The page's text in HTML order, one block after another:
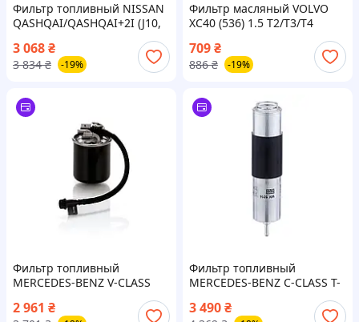
Фильтр топливный NISSAN
QASHQAI/QASHQAI+2I (J10,
NJ10, JJ10E) 1.6 DCI 2006.11 -
2014.04 MANN (WK9039)
3 068₴
3 834 ₴ -19%
Фильтр масляный VOLVO
XC40 (536) 1.5 T2/T3/T4
PLUG-IN HYBRID/T5 PLUG-IN
HYBRID 18-MANN (HU9009Z)
709₴
886 ₴ -19%
Фильтр топливный
MERCEDES-BENZ V-CLASS
2 961 ₴
Фильтр топливный
MERCEDES-BENZ C-CLASS T-
BLUETEC/D (205.236) 2014.09
3 490₴